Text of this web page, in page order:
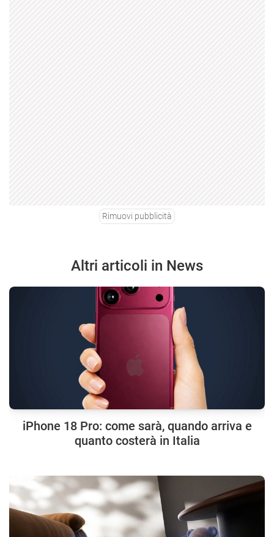
Rimuovi pubblicità
Altri articoli in News
iPhone 18 Pro: come sarà, quando arriva e
quanto costerà in Italia